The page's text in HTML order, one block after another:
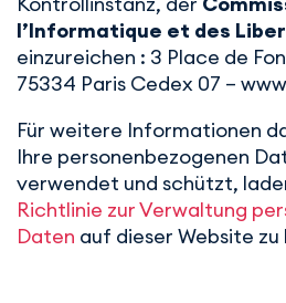
l’Informatique et des
einzureichen : 3 Place de
75334 Paris Cedex 07 –
Für weitere Informationen
Ihre personenbezogenen
verwendet und schützt,
Richtlinie zur Verwaltung
Daten auf dieser Website zu